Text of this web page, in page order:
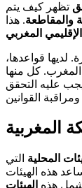
تظهر كيف يتم
والمقاطعة. هذا
المغربي
لديها قواعدها،
كل منها
عليه التحقق
المغربية
المحلية التي
هذه الهيئات
هذه الهيئات